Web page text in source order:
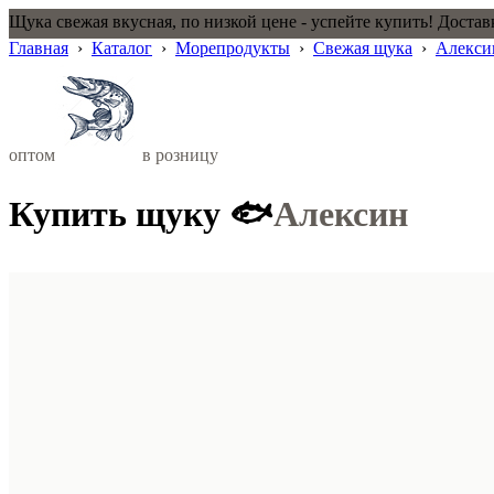
Щука свежая вкусная, по низкой цене - успейте купить!
Главная › Каталог › Морепродукты › Свежая щука ›
оптом в розницу
Купить щуку 🐟Алексин